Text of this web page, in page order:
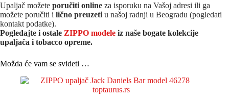
Upaljač možete poručiti online za isporuku na Vašoj adresi ili ga
možete poručiti i lično preuzeti u našoj radnji u Beogradu (pogledati
kontakt podatke).
Pogledajte i ostale ZIPPO modele iz naše bogate kolekcije
upaljača i tobacco opreme.
Možda će vam se svideti …